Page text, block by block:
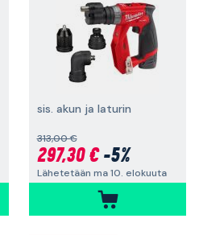
sis. akun ja laturin
313,00 €
297,30 €-5%
Lähetetään ma 10. elokuuta